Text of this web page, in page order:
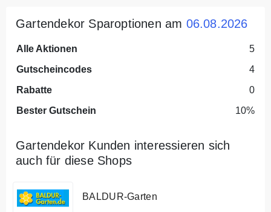
Gartendekor Sparoptionen am 06.08.2026
Alle Aktionen
5
Gutscheincodes
4
Rabatte
0
Bester Gutschein
10%
Gartendekor Kunden interessieren sich
auch für diese Shops
BALDUR-Garten